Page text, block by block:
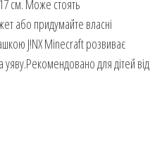
см. Може стоять
або придумайте власні
J!NX Minecraft розвиває
уяву.Рекомендовано для дітей від